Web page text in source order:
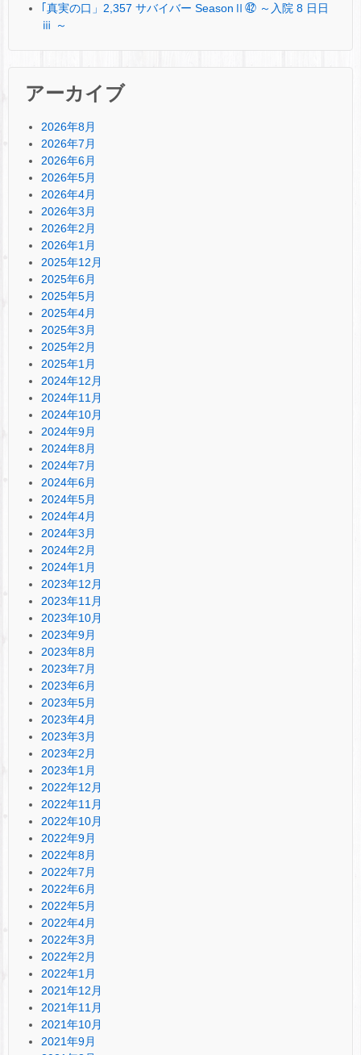
｢真実の口」2,357 サバイバー SeasonⅡ㊷ ～入院 8 日日
ⅲ ～
アーカイブ
2026年8月
2026年7月
2026年6月
2026年5月
2026年4月
2026年3月
2026年2月
2026年1月
2025年12月
2025年6月
2025年5月
2025年4月
2025年3月
2025年2月
2025年1月
2024年12月
2024年11月
2024年10月
2024年9月
2024年8月
2024年7月
2024年6月
2024年5月
2024年4月
2024年3月
2024年2月
2024年1月
2023年12月
2023年11月
2023年10月
2023年9月
2023年8月
2023年7月
2023年6月
2023年5月
2023年4月
2023年3月
2023年2月
2023年1月
2022年12月
2022年11月
2022年10月
2022年9月
2022年8月
2022年7月
2022年6月
2022年5月
2022年4月
2022年3月
2022年2月
2022年1月
2021年12月
2021年11月
2021年10月
2021年9月